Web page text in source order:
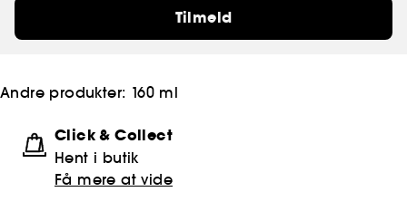
Tilmeld
Andre produkter: 160 ml
Click & Collect
Hent i butik
Få mere at vide